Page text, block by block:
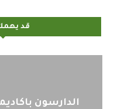
قد
الدارسون